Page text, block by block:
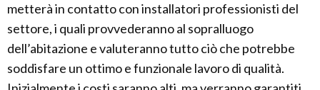
metterà in contatto con installatori professionisti del
settore, i quali provvederanno al sopralluogo
dell’abitazione e valuteranno tutto ciò che potrebbe
soddisfare un ottimo e funzionale lavoro di qualità.